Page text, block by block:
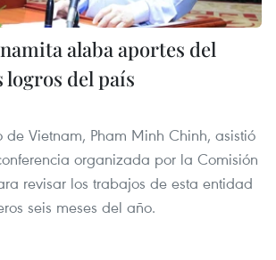
alaba aportes del
logros del país
de Vietnam, Pham Minh Chinh, asistió
organizada por la Comisión
revisar los trabajos de esta entidad
seis meses del año.